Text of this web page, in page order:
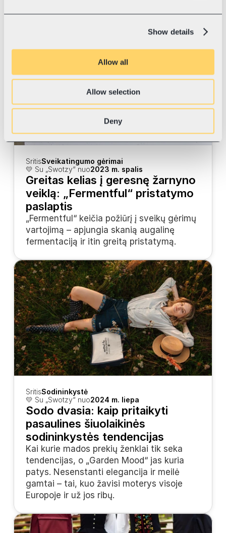
Show details
Allow all
Allow selection
Deny
37 šalis.
SritisSveikatingumo gėrimai
💛 Su „Swotzy“ nuo2023 m. spalis
Greitas kelias į geresnę žarnyno
veiklą: „Fermentful“ pristatymo
paslaptis
„Fermentful“ keičia požiūrį į sveikų gėrimų
vartojimą – apjungia skanią augalinę
fermentaciją ir itin greitą pristatymą.
SritisSodininkystė
💛 Su „Swotzy“ nuo2024 m. liepa
Sodo dvasia: kaip pritaikyti
pasaulines šiuolaikinės
sodininkystės tendencijas
Kai kurie mados prekių ženklai tik seka
tendencijas, o „Garden Mood“ jas kuria
patys. Nesenstanti elegancija ir meilė
gamtai – tai, kuo žavisi moterys visoje
Europoje ir už jos ribų.